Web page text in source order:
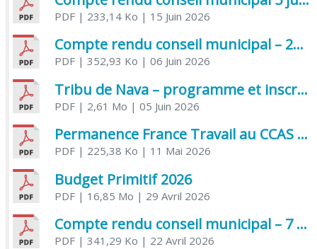
PDF| 233,14 Ko | 15 Juin 2026
Compte rendu conseil municipal – 21 avril 2026
PDF| 352,93 Ko | 06 Juin 2026
Tribu de Nava – programme et inscriptions été 2026
PDF| 2,61 Mo | 05 Juin 2026
Permanence France Travail au CCAS de Saujon Juin 2026
PDF| 225,38 Ko | 11 Mai 2026
Budget Primitif 2026
PDF| 16,85 Mo | 29 Avril 2026
Compte rendu conseil municipal – 7 avril 2026
PDF| 341,29 Ko | 22 Avril 2026